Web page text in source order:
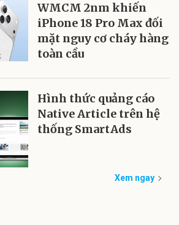
WMCM 2nm khiến
iPhone 18 Pro Max đối
mặt nguy cơ cháy hàng
toàn cầu
Hình thức quảng cáo
Native Article trên hệ
thống SmartAds
Xem ngay